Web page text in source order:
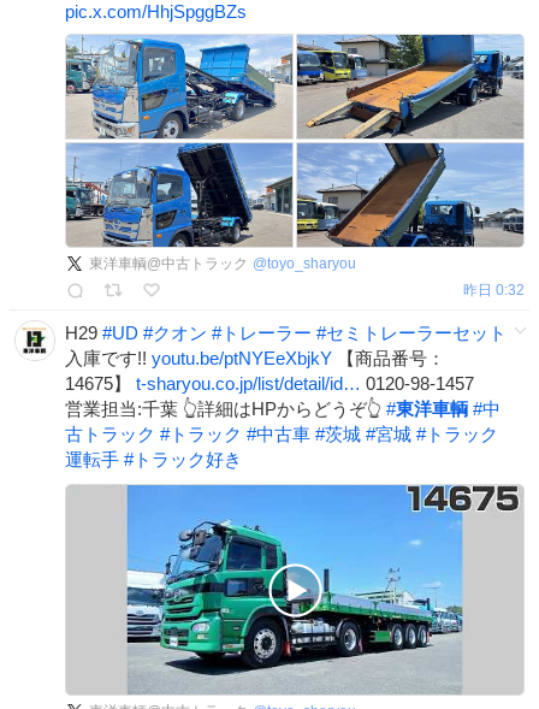
pic.x.com/HhjSpggBZs
東洋車輌@中古トラック @toyo_sharyou
昨日 0:32
H29 #UD #クオン #トレーラー #セミトレーラーセット
入庫です!! youtu.be/ptNYEeXbjkY 【商品番号：
14675】 t-sharyou.co.jp/list/detail/id… 0120-98-1457
営業担当:千葉 👆詳細はHPからどうぞ👆 #東洋車輌 #中
古トラック #トラック #中古車 #茨城 #宮城 #トラック
運転手 #トラック好き